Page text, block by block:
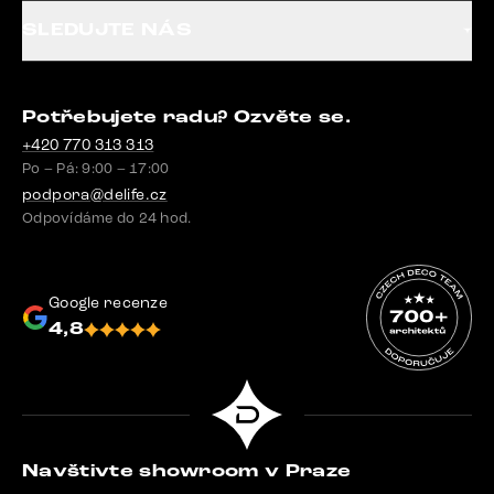
Potřebujete radu? Ozvěte se.
+420 770 313 313
Po – Pá: 9:00 – 17:00
podpora@delife.cz
Odpovídáme do 24 hod.
Google recenze
4,8
Navštivte showroom v Praze